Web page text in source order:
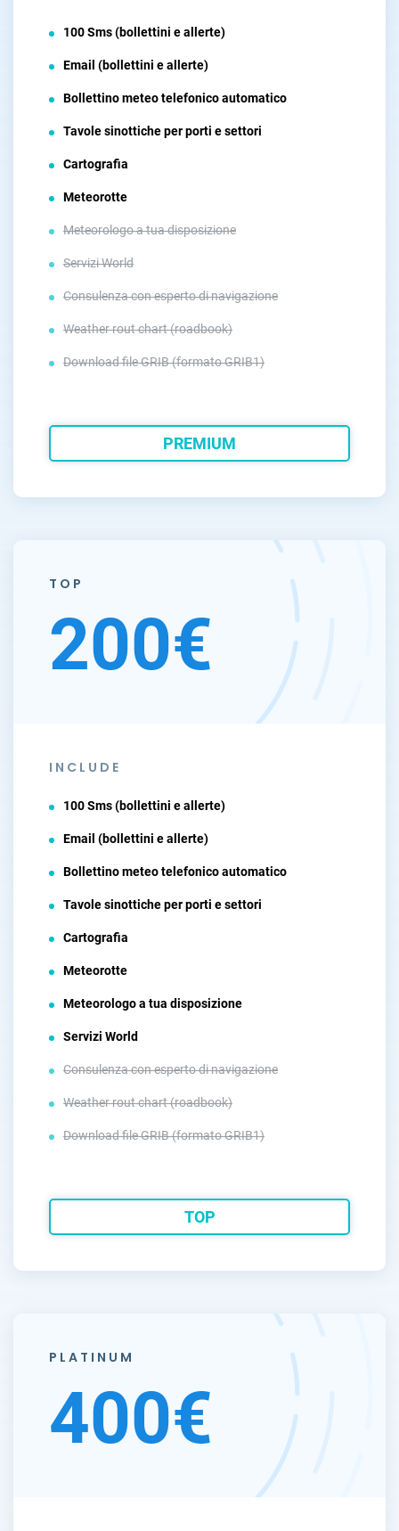
100 Sms (bollettini e allerte)
Email (bollettini e allerte)
Bollettino meteo telefonico automatico
Tavole sinottiche per porti e settori
Cartografia
Meteorotte
Meteorologo a tua disposizione
Servizi World
Consulenza con esperto di navigazione
Weather rout chart (roadbook)
Download file GRIB (formato GRIB1)
PREMIUM
TOP
200€
INCLUDE
100 Sms (bollettini e allerte)
Email (bollettini e allerte)
Bollettino meteo telefonico automatico
Tavole sinottiche per porti e settori
Cartografia
Meteorotte
Meteorologo a tua disposizione
Servizi World
Consulenza con esperto di navigazione
Weather rout chart (roadbook)
Download file GRIB (formato GRIB1)
TOP
PLATINUM
400€